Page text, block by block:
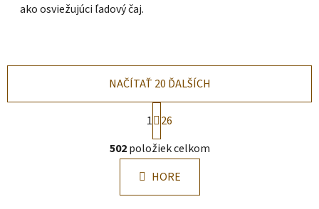
ako osviežujúci ľadový čaj.
O
v
á
d
NAČÍTAŤ 20 ĎALŠÍCH
S
t
r
á
n
k
1
26
502položiek celkom
HORE